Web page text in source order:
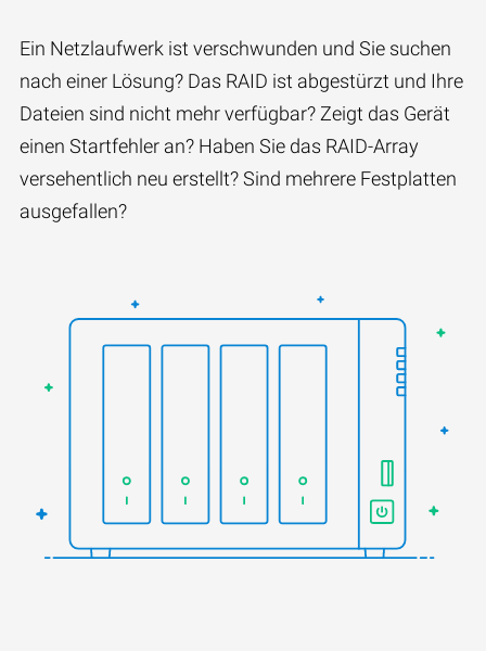
Ein Netzlaufwerk ist verschwunden und Sie suchen
nach einer Lösung? Das RAID ist abgestürzt und Ihre
Dateien sind nicht mehr verfügbar? Zeigt das Gerät
einen Startfehler an? Haben Sie das RAID-Array
versehentlich neu erstellt? Sind mehrere Festplatten
ausgefallen?